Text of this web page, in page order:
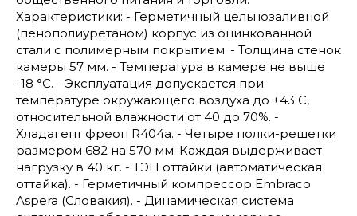
Характеристики: - Герметичный цельнозаливной
(пенополиуретаном) корпус из оцинкованной
стали с полимерным покрытием. - Толщина стенок
камеры 57 мм. - Температура в камере не выше
-18 °С. - Эксплуатация допускается при
температуре окружающего воздуха до +43 С,
относительной влажности от 40 до 70%. -
Хладагент фреон R404а. - Четыре полки-решетки
размером 682 на 570 мм. Каждая выдерживает
нагрузку в 40 кг. - ТЭН оттайки (автоматическая
оттайка). - Герметичный компрессор Embraco
Aspera (Словакия). - Динамическая система